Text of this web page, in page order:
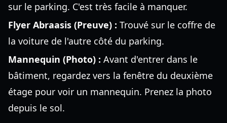
sur le parking. C'est très facile à manquer.
Flyer Abraasis (Preuve) : Trouvé sur le coffre de
la voiture de l'autre côté du parking.
Mannequin (Photo) : Avant d'entrer dans le
bâtiment, regardez vers la fenêtre du deuxième
étage pour voir un mannequin. Prenez la photo
depuis le sol.